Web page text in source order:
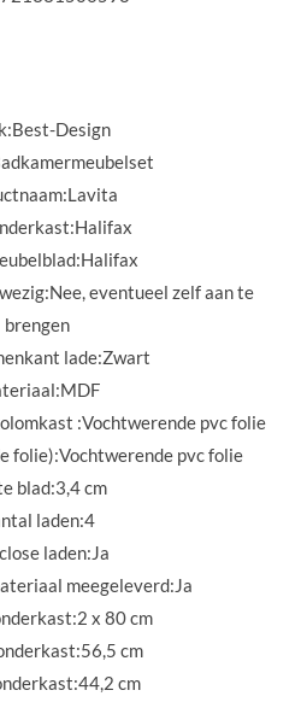
Best-Design
Lavita
Halifax
Halifax
Nee, eventueel zelf aan te
brengen
lade:Zwart
MDF
:Vochtwerende pvc folie
folie):Vochtwerende pvc folie
blad:3,4 cm
laden:4
laden:Ja
meegeleverd:Ja
2 x 80 cm
56,5 cm
44,2 cm